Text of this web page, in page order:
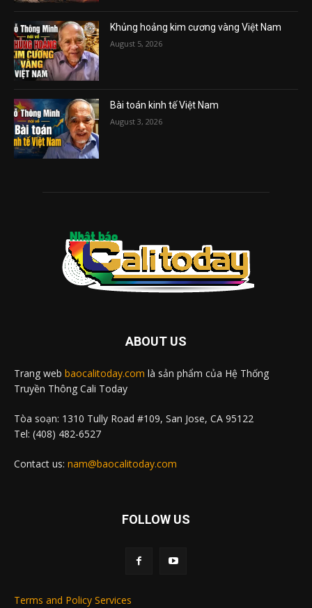
Khủng hoảng kim cương vàng Việt Nam
August 5, 2026
Bài toán kinh tế Việt Nam
August 3, 2026
ABOUT US
Trang web baocalitoday.com là sản phẩm của Hệ Thống
Truyền Thông Cali Today
Tòa soạn: 1310 Tully Road #109, San Jose, CA 95122
Tel: (408) 482-6527
Contact us: nam@baocalitoday.com
FOLLOW US
Terms and Policy Services